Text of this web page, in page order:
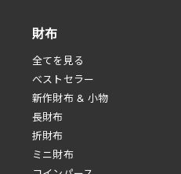
財布
全てを見る
べストセラー
新作財布 & 小物
長財布
折財布
ミニ財布